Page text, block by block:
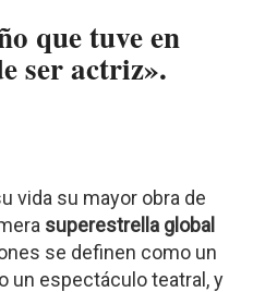
que tuve en
ser actriz».
vida su mayor obra de
superestrella global
se definen como un
un espectáculo teatral, y